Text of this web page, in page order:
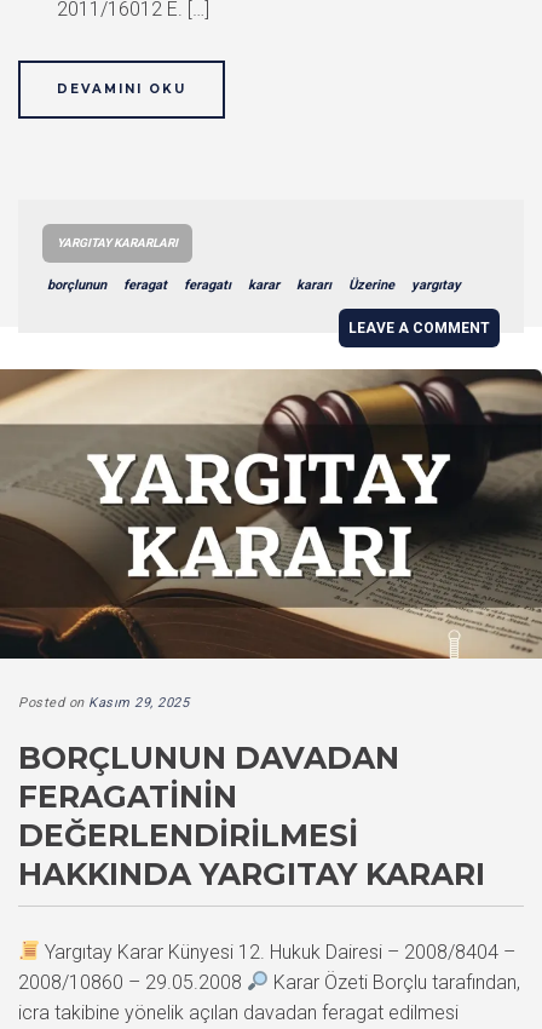
2011/16012 E. […]
DEVAMINI OKU
YARGITAY KARARLARI
borçlunun feragat feragatı karar kararı Üzerine yargıtay
LEAVE A COMMENT
Posted on Kasım 29, 2025
BORÇLUNUN DAVADAN
FERAGATININ
DEĞERLENDIRILMESI
HAKKINDA YARGITAY KARARI
Yargıtay Karar Künyesi 12. Hukuk Dairesi – 2008/8404 –
2008/10860 – 29.05.2008
Karar Özeti Borçlu tarafından,
icra takibine yönelik açılan davadan feragat edilmesi